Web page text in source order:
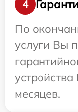
4
По
услуги Вы
месяцев.